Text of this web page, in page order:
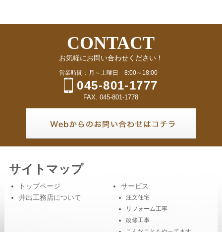
CONTACT
お気軽にお問い合わせください！
営業時間：月～土曜日 8:00～18:00
045-801-1777
FAX. 045-801-1778
サイトマップ
トップページ
井出工務店について
サービス
注文住宅
リフォーム工事
改修工事